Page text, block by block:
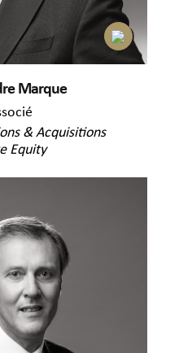
Marque
& Acquisitions
Equity